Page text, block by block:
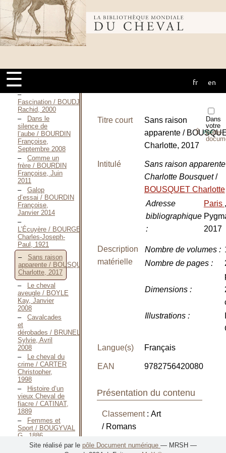
Bibliothèque
mondiale du
cheval
☰ fr en
Meurtre au
Cadre noir —
2002 / BLANDIN
Gino, Juin 2002
Meurtre au
Cadre noir —
L’âne
Culotte / BOSCO
Henri, 2002
Fascination / BOUDJEDRA
Rachid, 2000
Dans le
silence de
l’aube / BOURDIN
Françoise,
Septembre 2008
Comme un
frère / BOURDIN
Françoise, Juin
2011
Galop
d’essai / BOURDIN
Françoise,
Janvier 2014
L’Écuyère / BOURGET
Charles-Joseph-
Paul, 1921
Sans raison
apparente / BOUSQUET
Charlotte, 2017
Le cheval
aveugle / BOYLE
Kay, Janvier
2008
Cavalcades
et
dérobades / BRUNEL
Sylvie, Avril
2008
Le cheval du
crime / CARTER
Christopher,
1998
Histoire d’un
vieux Cheval de
fiacre / CATINAT,
1889
Femmes et
Sport / BOUGYVAL
G., 1886
La Reprise
Dans
votre
porte-
⇪PDF
Titre court
Sans raison
apparente /
Charlotte, 2017
Intitulé
Sans raison
Charlotte Bousquet/
BOUSQUET Charlotte
Adresse
bibliographique
:
Paris ,
2017
Description
matérielle
Nombre de volumes:
Nombre de pages:
Dimensions:
Illustrations:
Langue(s) Français
EAN 9782756420080
Présentation du contenu
Classement: Art
/ Romans
« Après un parcours
Site réalisé par le pôle Document numérique — MRSH —